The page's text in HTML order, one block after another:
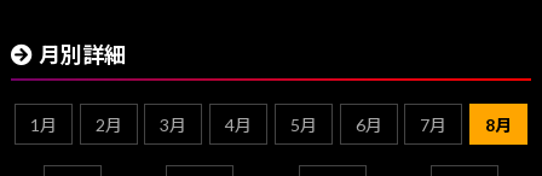
月別詳細
1月 2月 3月 4月 5月 6月 7月 8月